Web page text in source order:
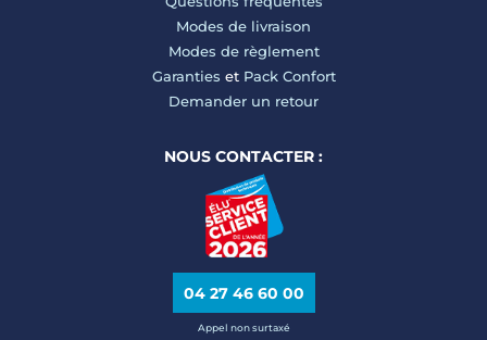
Modes de livraison
Modes de règlement
Garanties et Pack Confort
Demander un retour
NOUS CONTACTER :
04 27 46 60 00
Appel non surtaxé